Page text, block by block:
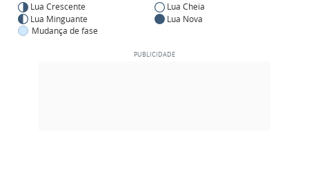
Lua Crescente
Lua Cheia
Lua Minguante
Lua Nova
Mudança de fase